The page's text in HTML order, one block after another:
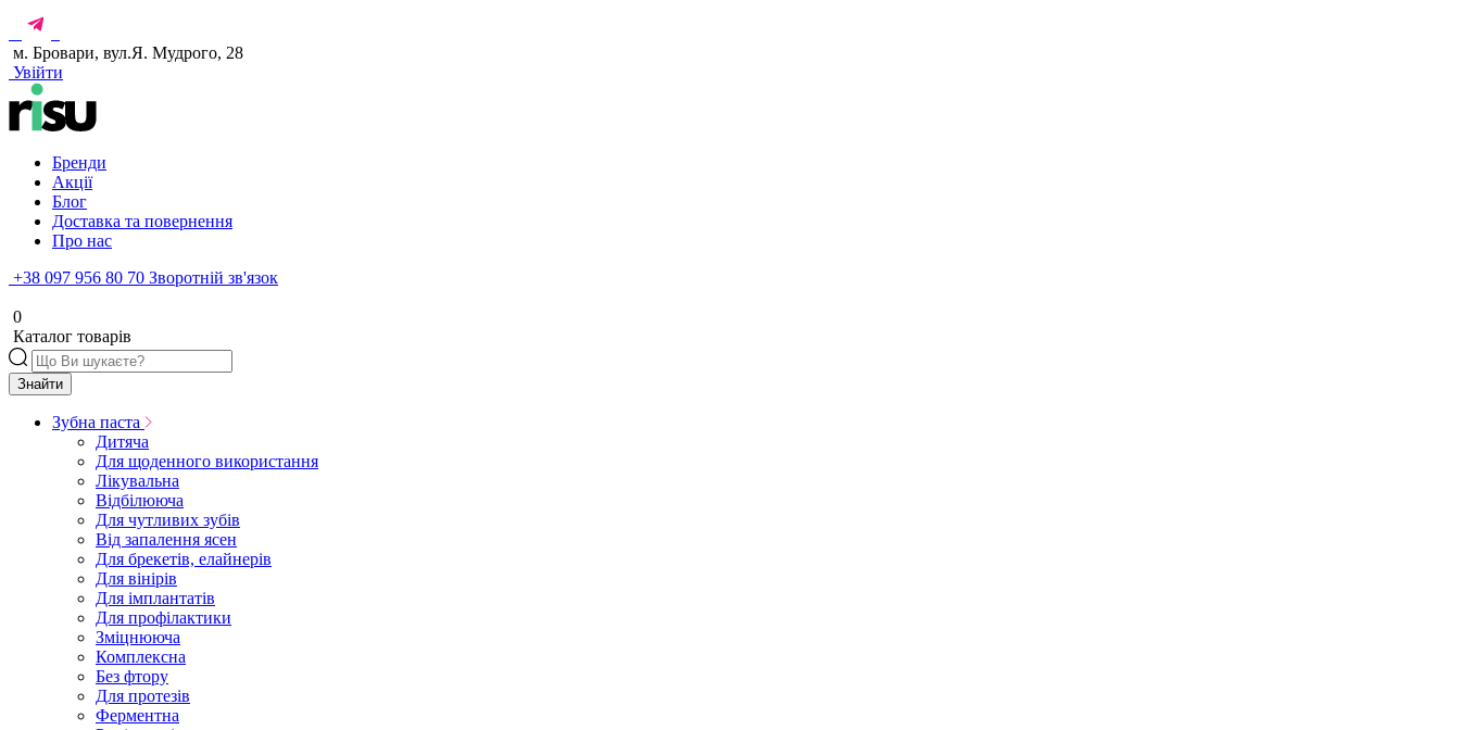
м. Бровари, вул.Я. Мудрого, 28
Увійти
Бренди
Акції
Блог
Доставка та повернення
Про нас
+38 097 956 80 70 Зворотній зв'язок
0
Каталог товарів
Знайти
Зубна паста
Дитяча
Для щоденного використання
Лікувальна
Відбілююча
Для чутливих зубів
Від запалення ясен
Для брекетів, елайнерів
Для вінірів
Для імплантатів
Для профілактики
Зміцнююча
Комплексна
Без фтору
Для протезів
Ферментна